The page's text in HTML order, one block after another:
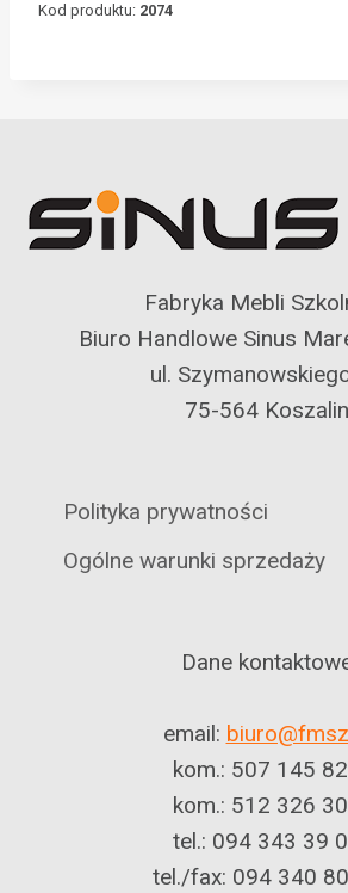
Kod produktu: 2074
Fabryka Mebli
Biuro Handlowe Sinus
ul.
75-564 Koszalin
Polityka prywatności
Ogólne warunki sprzedaży
Dane
email:
kom.: 507 145
kom.: 512 326
tel.: 094 343 39
tel./fax: 094 340